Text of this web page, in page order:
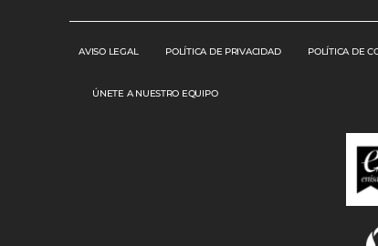
AVISO LEGAL POLÍTICA DE PRIVACIDAD POLÍTICA DE
ÚNETE A NUESTRO EQUIPO